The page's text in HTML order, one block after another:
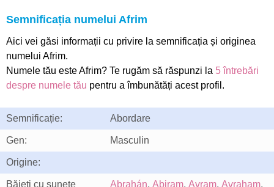
Semnificația numelui Afrim
Aici vei găsi informații cu privire la semnificația și originea
numelui Afrim.
Numele tău este Afrim? Te rugăm să răspunzi la 5 întrebări
despre numele tău pentru a îmbunătăți acest profil.
Semnificație: Abordare
Gen: Masculin
Origine:
Băieți cu sunete
Abrahán, Abiram, Avram, Avraham,